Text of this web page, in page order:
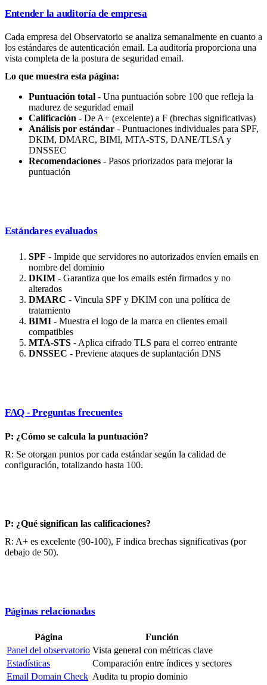
Entender la auditoría de empresa
Cada empresa del Observatorio se analiza semanalmente en cuanto a
los estándares de autenticación email. La auditoría proporciona una
vista completa de la postura de seguridad email.
Lo que muestra esta página:
Puntuación total - Una puntuación sobre 100 que refleja la
madurez de seguridad email
Calificación - De A+ (excelente) a F (brechas significativas)
Análisis por estándar - Puntuaciones individuales para SPF,
DKIM, DMARC, BIMI, MTA-STS, DANE/TLSA y
DNSSEC
Recomendaciones - Pasos priorizados para mejorar la
puntuación
Estándares evaluados
SPF - Impide que servidores no autorizados envíen emails en
nombre del dominio
DKIM - Garantiza que los emails estén firmados y no
alterados
DMARC - Vincula SPF y DKIM con una política de
tratamiento
BIMI - Muestra el logo de la marca en clientes email
compatibles
MTA-STS - Aplica cifrado TLS para el correo entrante
DNSSEC - Previene ataques de suplantación DNS
FAQ - Preguntas frecuentes
P: ¿Cómo se calcula la puntuación?
R: Se otorgan puntos por cada estándar según la calidad de
configuración, totalizando hasta 100.
P: ¿Qué significan las calificaciones?
R: A+ es excelente (90-100), F indica brechas significativas (por
debajo de 50).
Páginas relacionadas
Página
Función
Panel del observatorio Vista general con métricas clave
Estadísticas
Comparación entre índices y sectores
Email Domain Check Audita tu propio dominio